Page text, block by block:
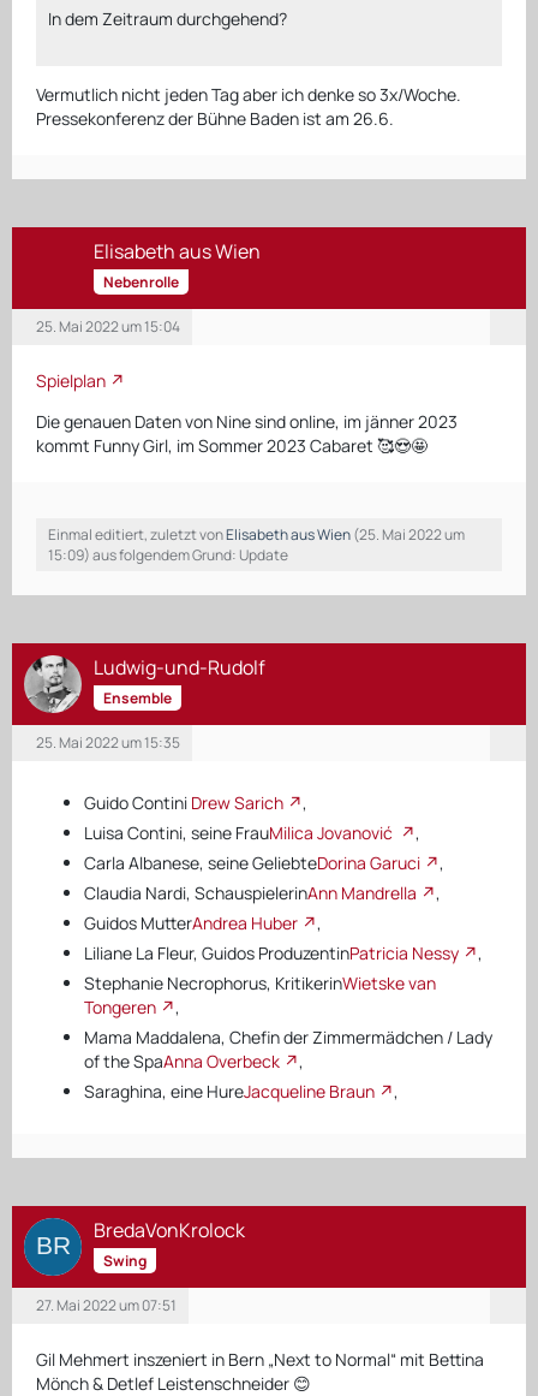
In dem Zeitraum durchgehend?
Vermutlich nicht jeden Tag aber ich denke so 3x/Woche.
Pressekonferenz der Bühne Baden ist am 26.6.
Elisabeth aus Wien
Nebenrolle
25. Mai 2022 um 15:04
Spielplan
Die genauen Daten von Nine sind online, im jänner 2023
kommt Funny Girl, im Sommer 2023 Cabaret 🥰😍🤩
Einmal editiert, zuletzt vonElisabeth aus Wien(25. Mai 2022 um
15:09) aus folgendem Grund: Update
Ludwig-und-Rudolf
Ensemble
25. Mai 2022 um 15:35
Guido Contini Drew Sarich
,
Luisa Contini, seine FrauMilica Jovanović
,
Carla Albanese, seine GeliebteDorina Garuci
,
Claudia Nardi, SchauspielerinAnn Mandrella
,
Guidos MutterAndrea Huber
,
Liliane La Fleur, Guidos ProduzentinPatricia Nessy
,
Stephanie Necrophorus, KritikerinWietske van
Tongeren
,
Mama Maddalena, Chefin der Zimmermädchen / Lady
of the SpaAnna Overbeck
,
Saraghina, eine HureJacqueline Braun ,
BredaVonKrolock
Swing
27. Mai 2022 um 07:51
Gil Mehmert inszeniert in Bern „Next to Normal“ mit Bettina
Mönch & Detlef Leistenschneider 😊